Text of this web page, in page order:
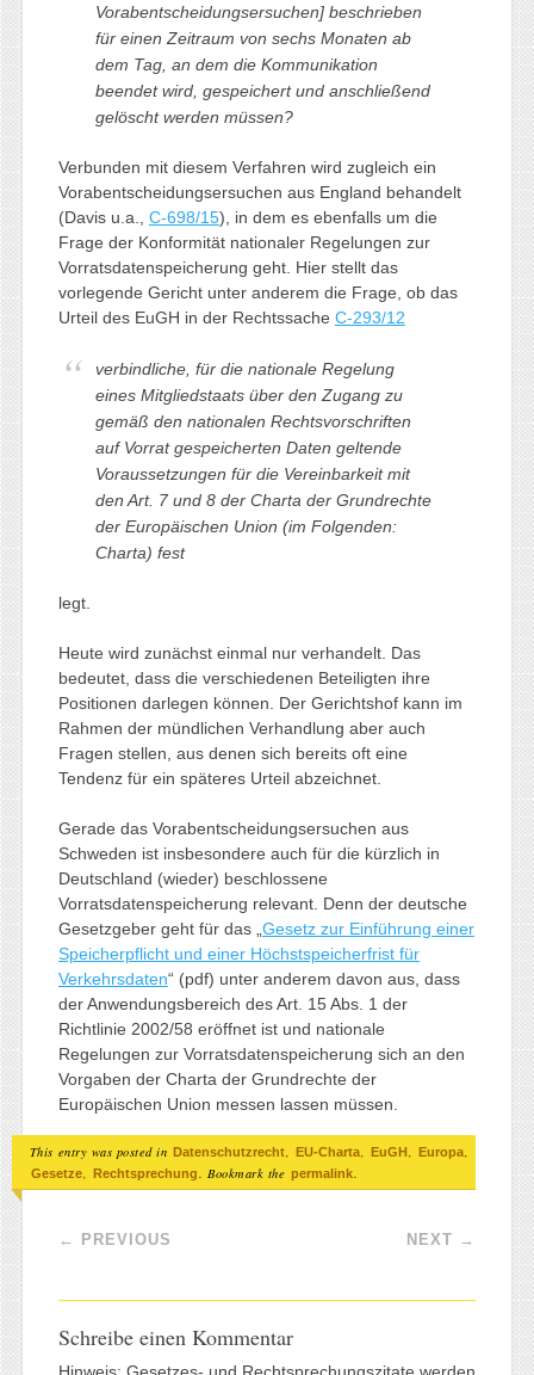
Vorabentscheidungsersuchen] beschrieben
für einen Zeitraum von sechs Monaten ab
dem Tag, an dem die Kommunikation
beendet wird, gespeichert und anschließend
gelöscht werden müssen?
Verbunden mit diesem Verfahren wird zugleich ein
Vorabentscheidungsersuchen aus England behandelt
(Davis u.a., C-698/15), in dem es ebenfalls um die
Frage der Konformität nationaler Regelungen zur
Vorratsdatenspeicherung geht. Hier stellt das
vorlegende Gericht unter anderem die Frage, ob das
Urteil des EuGH in der Rechtssache C-293/12
verbindliche, für die nationale Regelung
eines Mitgliedstaats über den Zugang zu
gemäß den nationalen Rechtsvorschriften
auf Vorrat gespeicherten Daten geltende
Voraussetzungen für die Vereinbarkeit mit
den Art. 7 und 8 der Charta der Grundrechte
der Europäischen Union (im Folgenden:
Charta) fest
legt.
Heute wird zunächst einmal nur verhandelt. Das
bedeutet, dass die verschiedenen Beteiligten ihre
Positionen darlegen können. Der Gerichtshof kann im
Rahmen der mündlichen Verhandlung aber auch
Fragen stellen, aus denen sich bereits oft eine
Tendenz für ein späteres Urteil abzeichnet.
Gerade das Vorabentscheidungsersuchen aus
Schweden ist insbesondere auch für die kürzlich in
Deutschland (wieder) beschlossene
Vorratsdatenspeicherung relevant. Denn der deutsche
Gesetzgeber geht für das „ Gesetz zur Einführung einer
Speicherpflicht und einer Höchstspeicherfrist für
Verkehrsdaten“ (pdf) unter anderem davon aus, dass
der Anwendungsbereich des Art. 15 Abs. 1 der
Richtlinie 2002/58 eröffnet ist und nationale
Regelungen zur Vorratsdatenspeicherung sich an den
Vorgaben der Charta der Grundrechte der
Europäischen Union messen lassen müssen.
This entry was posted in Datenschutzrecht, EU-Charta, EuGH , Europa,
Gesetze, Rechtsprechung. Bookmark the permalink.
Post navigation
← PREVIOUS NEXT →
Schreibe einen Kommentar